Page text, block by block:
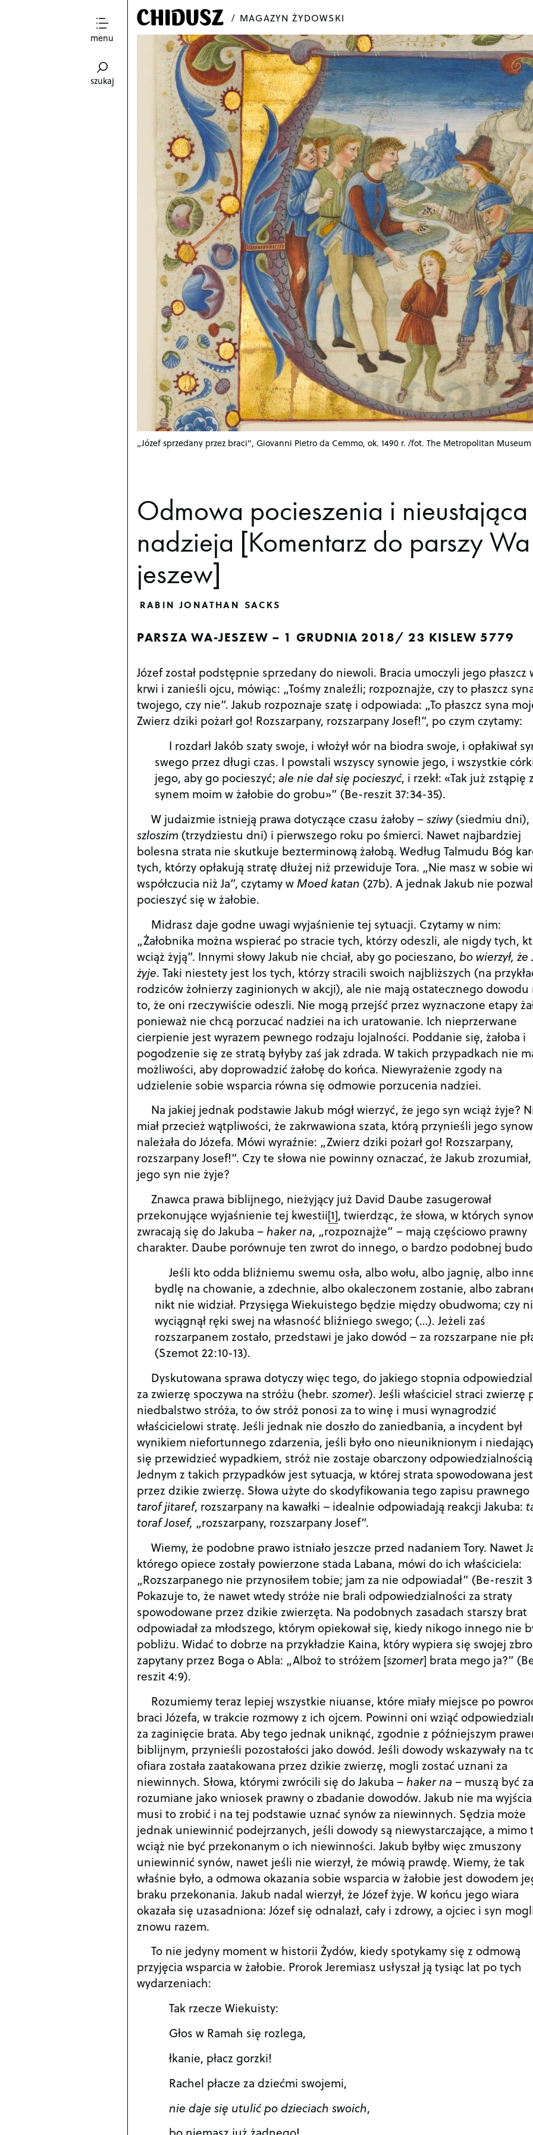
menu
szukaj
MAGAZYN ŻYDOWSKI
„Józef sprzedany przez braci", Giovanni Pietro da Cemmo, ok. 1490 r. /fot. The Metropolitan
Odmowa pocieszenia i nieustająca
nadzieja [Komentarz do parszy
jeszew]
RABIN JONATHAN SACKS
PARSZA WA-JESZEW – 1 GRUDNIA 2018/ 23 KISLEW 5779
Józef został podstępnie sprzedany do niewoli. Bracia umoczyli jego płaszcz
krwi i zanieśli ojcu, mówiąc: „Tośmy znaleźli; rozpoznajże, czy to płaszcz
twojego, czy nie”. Jakub rozpoznaje szatę i odpowiada: „To płaszcz syna
Zwierz dziki pożarł go! Rozszarpany, rozszarpany Josef!”, po czym czytamy:
I rozdarł Jakób szaty swoje, i włożył wór na biodra swoje, i opłakiwał
swego przez długi czas. I powstali wszyscy synowie jego, i wszystkie
jego, aby go pocieszyć; ale nie dał się pocieszyć, i rzekł: «Tak już zstąpię
synem moim w żałobie do grobu»” (Be-reszit 37:34-35).
W judaizmie istnieją prawa dotyczące czasu żałoby –sziwy(siedmiu dni),
szloszim(trzydziestu dni) i pierwszego roku po śmierci. Nawet najbardziej
bolesna strata nie skutkuje bezterminową żałobą. Według Talmudu Bóg
tych, którzy opłakują stratę dłużej niż przewiduje Tora. „Nie masz w sobie
współczucia niż Ja”, czytamy w Moed katan (27b). A jednak Jakub nie
pocieszyć się w żałobie.
Midrasz daje godne uwagi wyjaśnienie tej sytuacji. Czytamy w nim:
„Żałobnika można wspierać po stracie tych, którzy odeszli, ale nigdy tych,
wciąż żyją”. Innymi słowy Jakub nie chciał, aby go pocieszano, bo wierzył, że
żyje. Taki niestety jest los tych, którzy stracili swoich najbliższych (na
rodziców żołnierzy zaginionych w akcji), ale nie mają ostatecznego dowodu
to, że oni rzeczywiście odeszli. Nie mogą przejść przez wyznaczone etapy
ponieważ nie chcą porzucać nadziei na ich uratowanie. Ich nieprzerwane
cierpienie jest wyrazem pewnego rodzaju lojalności. Poddanie się, żałoba i
pogodzenie się ze stratą byłyby zaś jak zdrada. W takich przypadkach nie
możliwości, aby doprowadzić żałobę do końca. Niewyrażenie zgody na
udzielenie sobie wsparcia równa się odmowie porzucenia nadziei.
Na jakiej jednak podstawie Jakub mógł wierzyć, że jego syn wciąż żyje?
miał przecież wątpliwości, że zakrwawiona szata, którą przynieśli jego
należała do Józefa. Mówi wyraźnie: „Zwierz dziki pożarł go! Rozszarpany,
rozszarpany Josef!”. Czy te słowa nie powinny oznaczać, że Jakub
jego syn nie żyje?
Znawca prawa biblijnego, nieżyjący już David Daube zasugerował
przekonujące wyjaśnienie tej kwestii[1], twierdząc, że słowa, w których
zwracają się do Jakuba –haker na, „rozpoznajże” – mają częściowo prawny
charakter. Daube porównuje ten zwrot do innego, o bardzo podobnej
Jeśli kto odda bliźniemu swemu osła, albo wołu, albo jagnię, albo
bydlę na chowanie, a zdechnie, albo okaleczonem zostanie, albo
nikt nie widział. Przysięga Wiekuistego będzie między obudwoma; czy
wyciągnął ręki swej na własność bliźniego swego; (…). Jeżeli zaś
rozszarpanem zostało, przedstawi je jako dowód – za rozszarpane nie
(Szemot 22:10-13).
Dyskutowana sprawa dotyczy więc tego, do jakiego stopnia
za zwierzę spoczywa na stróżu (hebr. szomer). Jeśli właściciel straci zwierzę
niedbalstwo stróża, to ów stróż ponosi za to winę i musi wynagrodzić
właścicielowi stratę. Jeśli jednak nie doszło do zaniedbania, a incydent był
wynikiem niefortunnego zdarzenia, jeśli było ono nieuniknionym i
się przewidzieć wypadkiem, stróż nie zostaje obarczony
Jednym z takich przypadków jest sytuacja, w której strata spowodowana jest
przez dzikie zwierzę. Słowa użyte do skodyfikowania tego zapisu prawnego
tarof jitaref, rozszarpany na kawałki – idealnie odpowiadają reakcji Jakuba:
toraf Josef, „rozszarpany, rozszarpany Josef”.
Wiemy, że podobne prawo istniało jeszcze przed nadaniem Tory. Nawet
którego opiece zostały powierzone stada Labana, mówi do ich właściciela:
„Rozszarpanego nie przynosiłem tobie; jam za nie odpowiadał” (Be-reszit
Pokazuje to, że nawet wtedy stróże nie brali odpowiedzialności za straty
spowodowane przez dzikie zwierzęta. Na podobnych zasadach starszy brat
odpowiadał za młodszego, którym opiekował się, kiedy nikogo innego nie
pobliżu. Widać to dobrze na przykładzie Kaina, który wypiera się swojej
zapytany przez Boga o Abla: „Alboż to stróżem [szomer] brata mego ja?”
reszit 4:9).
Rozumiemy teraz lepiej wszystkie niuanse, które miały miejsce po
braci Józefa, w trakcie rozmowy z ich ojcem. Powinni oni wziąć
za zaginięcie brata. Aby tego jednak uniknąć, zgodnie z późniejszym
biblijnym, przynieśli pozostałości jako dowód. Jeśli dowody wskazywały na
ofiara została zaatakowana przez dzikie zwierzę, mogli zostać uznani za
niewinnych. Słowa, którymi zwrócili się do Jakuba – haker na – muszą być
rozumiane jako wniosek prawny o zbadanie dowodów. Jakub nie ma
musi to zrobić i na tej podstawie uznać synów za niewinnych. Sędzia może
jednak uniewinnić podejrzanych, jeśli dowody są niewystarczające, a mimo
wciąż nie być przekonanym o ich niewinności. Jakub byłby więc zmuszony
uniewinnić synów, nawet jeśli nie wierzył, że mówią prawdę. Wiemy, że tak
właśnie było, a odmowa okazania sobie wsparcia w żałobie jest dowodem
braku przekonania. Jakub nadal wierzył, że Józef żyje. W końcu jego wiara
okazała się uzasadniona: Józef się odnalazł, cały i zdrowy, a ojciec i syn
znowu razem.
To nie jedyny moment w historii Żydów, kiedy spotykamy się z odmową
przyjęcia wsparcia w żałobie. Prorok Jeremiasz usłyszał ją tysiąc lat po tych
wydarzeniach:
Tak rzecze Wiekuisty:
Głos w Ramah się rozlega,
łkanie, płacz gorzki!
Rachel płacze za dziećmi swojemi,
nie daje się utulić po dzieciach swoich,